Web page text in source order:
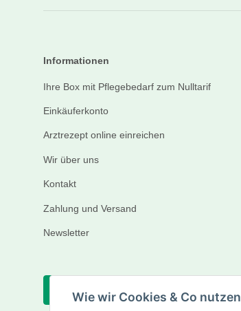
Wie wir Cookies & Co nutzen
Informationen
Ihre Box mit Pflegebedarf zum Nulltarif
Einkäuferkonto
Arztrezept online einreichen
Wir über uns
Kontakt
Zahlung und Versand
Newsletter
Vertrag widerrufen